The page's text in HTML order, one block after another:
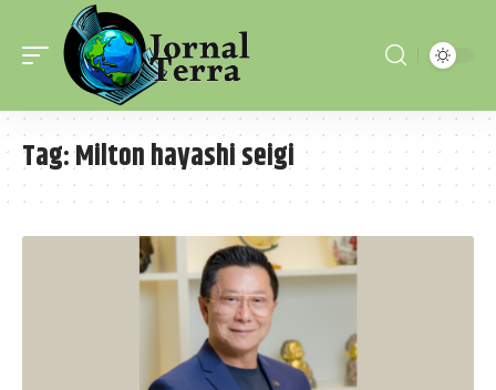
Tag:Milton hayashi seigi